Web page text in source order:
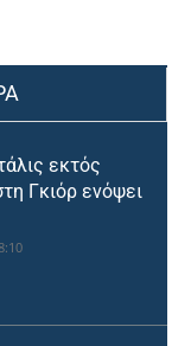
εκτός
Γκιόρ ενόψει